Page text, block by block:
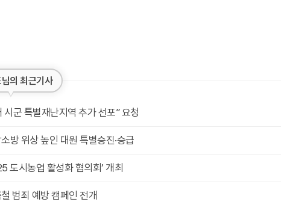
의 최근기사
시군 특별재난지역 추가 선포” 요청
방 위상 높인 대원 특별승진·승급
도시농업 활성화 협의회’ 개최
범죄 예방 캠페인 전개